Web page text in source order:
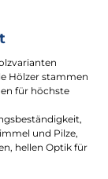
Hölzer stammen
für höchste
und Pilze,
hellen Optik für